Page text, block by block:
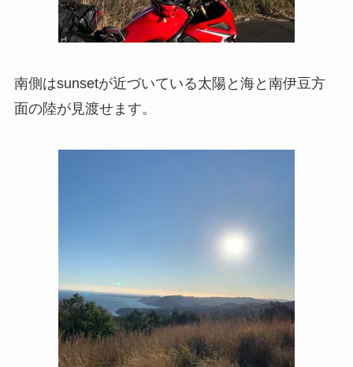
南側はsunsetが近づいている太陽と海と南伊豆方
面の陸が見渡せます。